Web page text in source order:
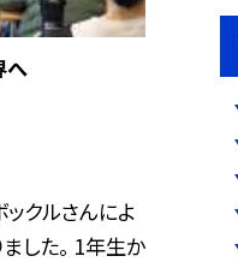
へ
ックルさんによ
した。 1年生か